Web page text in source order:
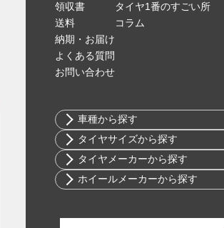
領収書
送料
納期・お届け
よくある質問
お問い合わせ
タイヤ1番のすごい所
コラム
車種から探す
トヨタ
ニッサン
ホンダ
マツダ
タイヤサイズから探す
10インチ
12インチ
14インチ
タイヤメーカーから探す
ブリヂストン
ヨコハマ
ホイールメーカーから探す
AKUT